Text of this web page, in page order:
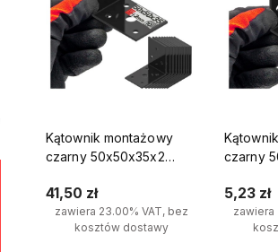
Kątownik montażowy
czarny 50x50x35x2
41,50 zł
zawiera 23.00% VAT, bez
kosztów dostawy
czarny
5,23 zł
zawiera